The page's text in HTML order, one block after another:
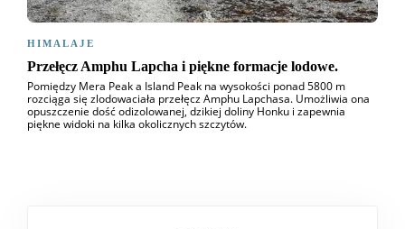
HIMALAJE
Przełęcz Amphu Lapcha i piękne formacje lodowe.
Pomiędzy Mera Peak a Island Peak na wysokości ponad 5800 m
rozciąga się zlodowaciała przełęcz Amphu Lapchasa. Umożliwia ona
opuszczenie dość odizolowanej, dzikiej doliny Honku i zapewnia
piękne widoki na kilka okolicznych szczytów.